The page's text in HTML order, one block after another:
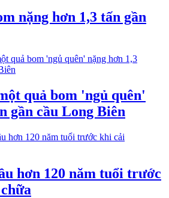
nặng hơn 1,3 tấn gần
quả bom 'ngủ quên'
gần cầu Long Biên
hơn 120 năm tuổi trước